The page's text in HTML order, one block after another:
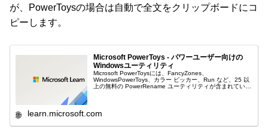
が、PowerToysの場合は自動で全文をクリップボードにコ
ピーします。
Microsoft PowerToys - パワーユーザー向けの
Windowsユーティリティ
Microsoft PowerToysには、FancyZones、
WindowsPowerToys、カラー ピッカー、Run など、25 以
上の無料の PowerRename ユーティリティが含まれていま
learn.microsoft.com